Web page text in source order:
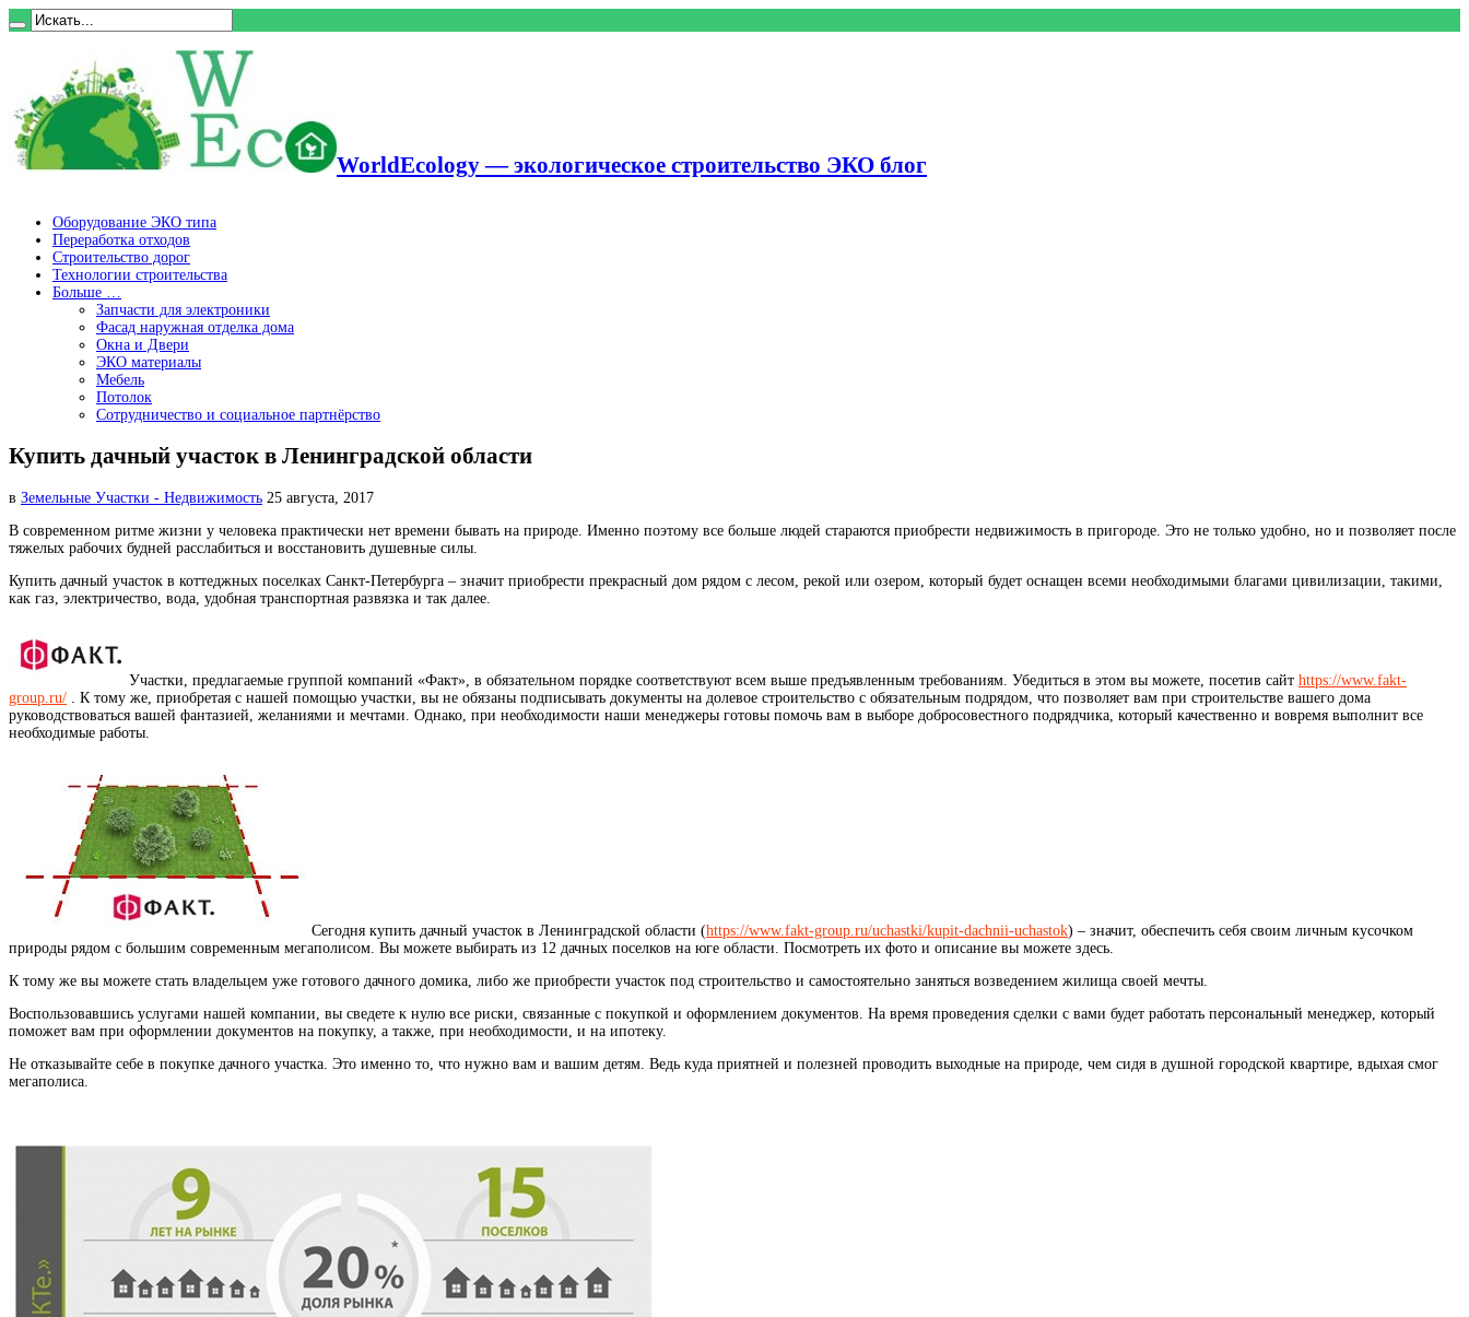
WorldEcology — экологическое строительство ЭКО блог
Оборудование ЭКО типа
Переработка отходов
Строительство дорог
Технологии строительства
Больше …
Запчасти для электроники
Фасад наружная отделка дома
Окна и Двери
ЭКО материалы
Мебель
Потолок
Сотрудничество и социальное партнёрство
Купить дачный участок в Ленинградской области
в Земельные Участки - Недвижимость 25 августа, 2017
В современном ритме жизни у человека практически нет времени бывать на природе. Именно поэтому все больше людей стараются приобрести недвижимость в пригороде. Это не только удобно, но и позволяет после
тяжелых рабочих будней расслабиться и восстановить душевные силы.
Купить дачный участок в коттеджных поселках Санкт-Петербурга – значит приобрести прекрасный дом рядом с лесом, рекой или озером, который будет оснащен всеми необходимыми благами цивилизации, такими,
как газ, электричество, вода, удобная транспортная развязка и так далее.
Участки, предлагаемые группой компаний «Факт», в обязательном порядке соответствуют всем выше предъявленным требованиям. Убедиться в этом вы можете, посетив сайт https://www.fakt-
group.ru/ . К тому же, приобретая с нашей помощью участки, вы не обязаны подписывать документы на долевое строительство с обязательным подрядом, что позволяет вам при строительстве вашего дома
руководствоваться вашей фантазией, желаниями и мечтами. Однако, при необходимости наши менеджеры готовы помочь вам в выборе добросовестного подрядчика, который качественно и вовремя выполнит все
необходимые работы.
Сегодня купить дачный участок в Ленинградской области (https://www.fakt-group.ru/uchastki/kupit-dachnii-uchastok) – значит, обеспечить себя своим личным кусочком
природы рядом с большим современным мегаполисом. Вы можете выбирать из 12 дачных поселков на юге области. Посмотреть их фото и описание вы можете здесь.
К тому же вы можете стать владельцем уже готового дачного домика, либо же приобрести участок под строительство и самостоятельно заняться возведением жилища своей мечты.
Воспользовавшись услугами нашей компании, вы сведете к нулю все риски, связанные с покупкой и оформлением документов. На время проведения сделки с вами будет работать персональный менеджер, который
поможет вам при оформлении документов на покупку, а также, при необходимости, и на ипотеку.
Не отказывайте себе в покупке дачного участка. Это именно то, что нужно вам и вашим детям. Ведь куда приятней и полезней проводить выходные на природе, чем сидя в душной городской квартире, вдыхая смог
мегаполиса.